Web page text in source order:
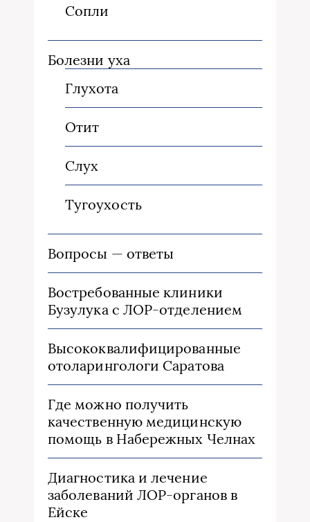
Сопли
Болезни уха
Глухота
Отит
Слух
Тугоухость
Вопросы — ответы
Востребованные клиники
Бузулука с ЛОР-отделением
Высококвалифицированные
отоларингологи Саратова
Где можно получить
качественную медицинскую
помощь в Набережных Челнах
Диагностика и лечение
заболеваний ЛОР-органов в
Ейске